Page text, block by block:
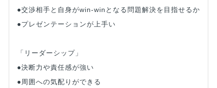
●交渉相手と自身がwin-winとなる問題解決を目指せるか
●プレゼンテーションが上手い
「リーダーシップ」
●決断力や責任感が強い
●周囲への気配りができる